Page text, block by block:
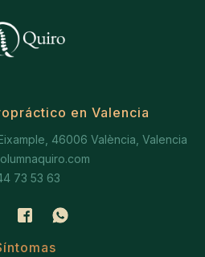
en Valencia
46006 València, Valencia
73 53 63